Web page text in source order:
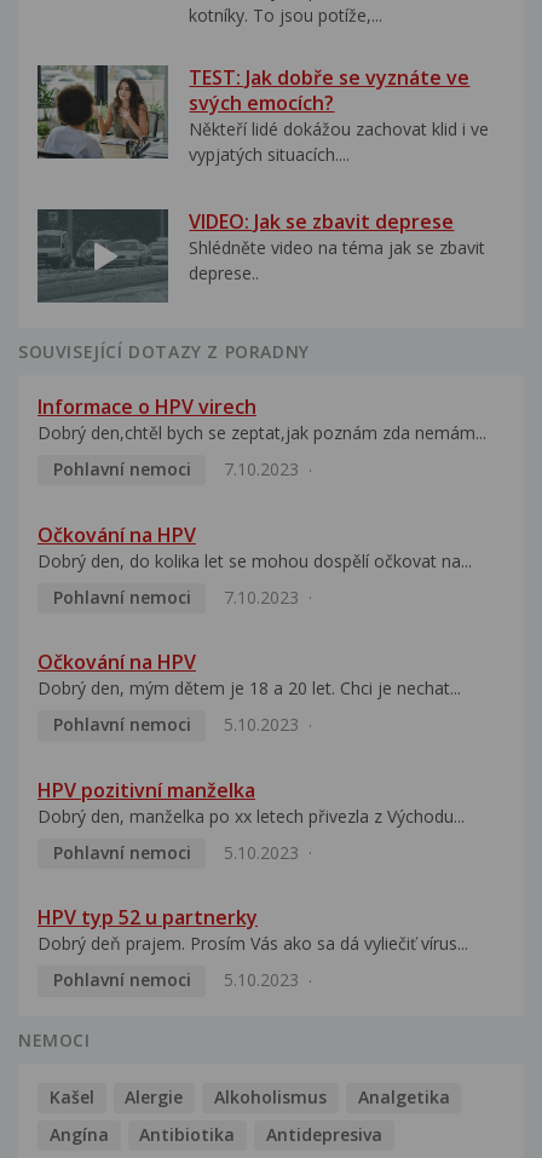
kotníky. To jsou potíže,...
TEST: Jak dobře se vyznáte ve
svých emocích?
Někteří lidé dokážou zachovat klid i ve
vypjatých situacích....
VIDEO: Jak se zbavit deprese
Shlédněte video na téma jak se zbavit
deprese..
SOUVISEJÍCÍ DOTAZY Z PORADNY
Informace o HPV virech
Dobrý den,chtěl bych se zeptat,jak poznám zda nemám...
Pohlavní nemoci
7.10.2023
Očkování na HPV
Dobrý den, do kolika let se mohou dospělí očkovat na...
Pohlavní nemoci
7.10.2023
Očkování na HPV
Dobrý den, mým dětem je 18 a 20 let. Chci je nechat...
Pohlavní nemoci
5.10.2023
HPV pozitivní manželka
Dobrý den, manželka po xx letech přivezla z Východu...
Pohlavní nemoci
5.10.2023
HPV typ 52 u partnerky
Dobrý deň prajem. Prosím Vás ako sa dá vyliečiť vírus...
Pohlavní nemoci
5.10.2023
NEMOCI
Kašel Alergie Alkoholismus
Analgetika
Angína
Antibiotika
Antidepresiva